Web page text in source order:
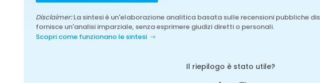
Disclaimer:La sintesi è un'elaborazione analitica basata sulle recensioni pubbliche
fornisce un'analisi imparziale, senza esprimere giudizi diretti o personali.
Scopri come funzionano le sintesi
Il riepilogo è stato utile?